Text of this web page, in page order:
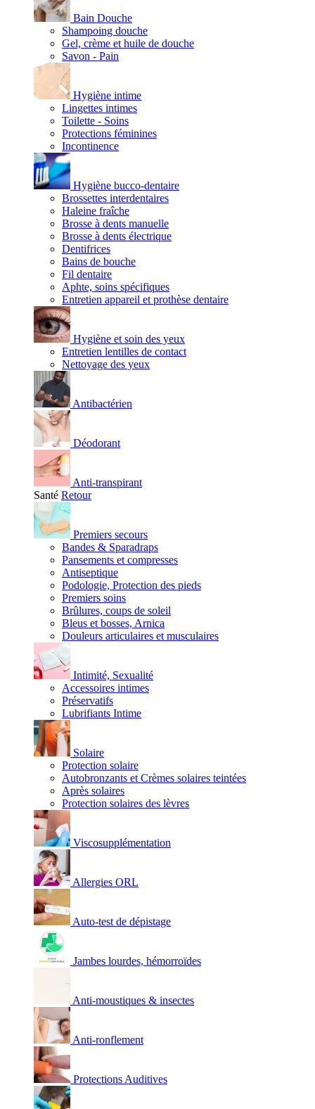
Bain Douche
Shampoing douche
Gel, crème et huile de douche
Savon - Pain
Hygiène intime
Lingettes intimes
Toilette - Soins
Protections féminines
Incontinence
Hygiène bucco-dentaire
Brossettes interdentaires
Haleine fraîche
Brosse à dents manuelle
Brosse à dents électrique
Dentifrices
Bains de bouche
Fil dentaire
Aphte, soins spécifiques
Entretien appareil et prothèse dentaire
Hygiène et soin des yeux
Entretien lentilles de contact
Nettoyage des yeux
Antibactérien
Déodorant
Anti-transpirant
Santé Retour
Premiers secours
Bandes & Sparadraps
Pansements et compresses
Antiseptique
Podologie, Protection des pieds
Premiers soins
Brûlures, coups de soleil
Bleus et bosses, Arnica
Douleurs articulaires et musculaires
Intimité, Sexualité
Accessoires intimes
Préservatifs
Lubrifiants Intime
Solaire
Protection solaire
Autobronzants et Crèmes solaires teintées
Après solaires
Protection solaires des lèvres
Viscosupplémentation
Allergies ORL
Auto-test de dépistage
Jambes lourdes, hémorroïdes
Anti-moustiques & insectes
Anti-ronflement
Protections Auditives